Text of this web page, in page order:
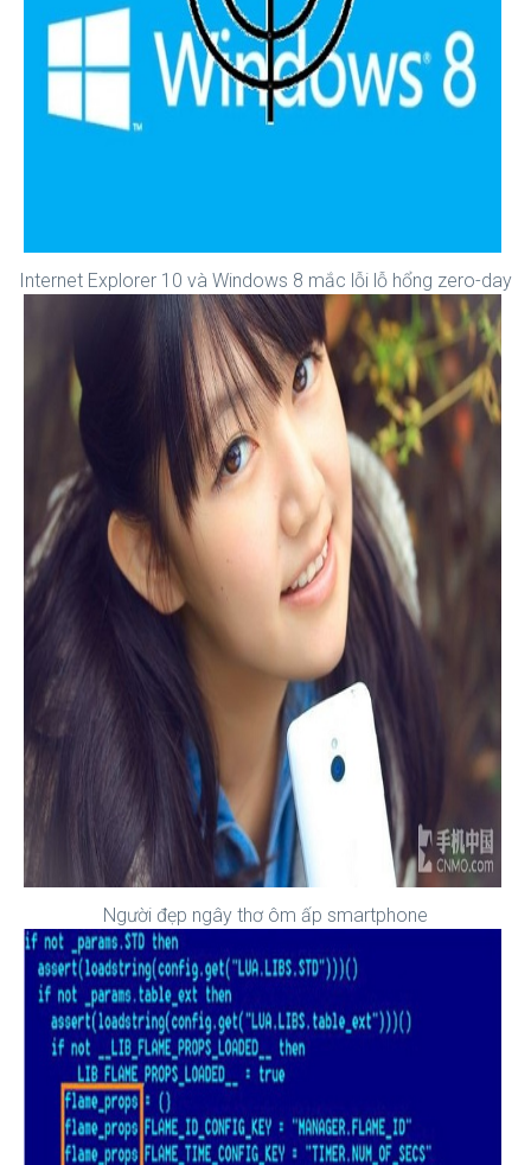
Internet Explorer 10 và Windows 8 mắc lỗi lỗ hổng zero-day
Người đẹp ngây thơ ôm ấp smartphone